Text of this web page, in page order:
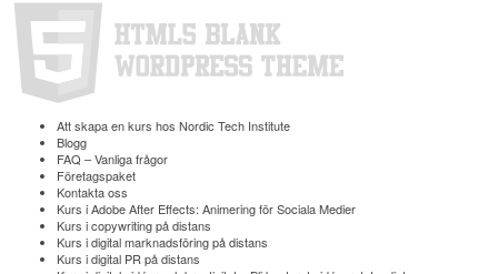
Att skapa en kurs hos Nordic Tech Institute
Blogg
FAQ – Vanliga frågor
Företagspaket
Kontakta oss
Kurs i Adobe After Effects: Animering för Sociala Medier
Kurs i copywriting på distans
Kurs i digital marknads­föring på distans
Kurs i digital PR på distans